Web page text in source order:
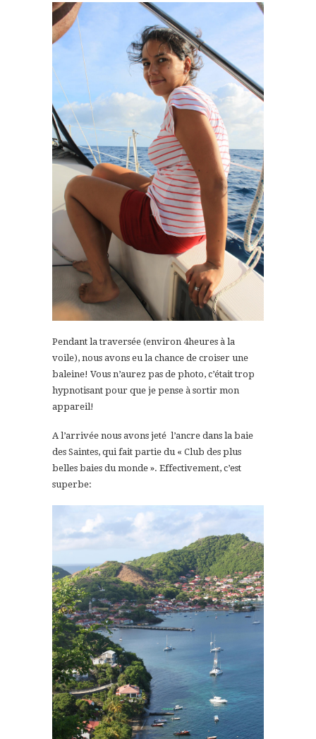
Pendant la traversée (environ 4heures à la
voile), nous avons eu la chance de croiser une
baleine! Vous n’aurez pas de photo, c’était trop
hypnotisant pour que je pense à sortir mon
appareil!
A l’arrivée nous avons jeté l’ancre dans la baie
des Saintes, qui fait partie du « Club des plus
belles baies du monde ». Effectivement, c’est
superbe: